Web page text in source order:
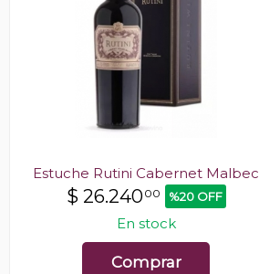
Estuche Rutini Cabernet Malbec
$ 26.24000 %20 OFF
En stock
Comprar